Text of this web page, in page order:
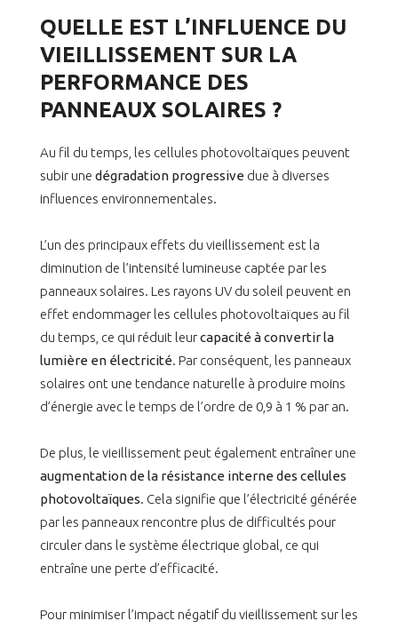
QUELLE EST L’INFLUENCE DU
VIEILLISSEMENT SUR LA
PERFORMANCE DES
PANNEAUX SOLAIRES ?
Au fil du temps, les cellules photovoltaïques peuvent
subir une dégradation progressive due à diverses
influences environnementales.
L’un des principaux effets du vieillissement est la
diminution de l’intensité lumineuse captée par les
panneaux solaires. Les rayons UV du soleil peuvent en
effet endommager les cellules photovoltaïques au fil
du temps, ce qui réduit leurcapacité à convertir la
lumière en électricité. Par conséquent, les panneaux
solaires ont une tendance naturelle à produire moins
d’énergie avec le temps de l’ordre de 0,9 à 1 % par an.
De plus, le vieillissement peut également entraîner une
augmentation de la résistance interne des cellules
photovoltaïques. Cela signifie que l’électricité générée
par les panneaux rencontre plus de difficultés pour
circuler dans le système électrique global, ce qui
entraîne une perte d’efficacité.
Pour minimiser l’impact négatif du vieillissement sur les